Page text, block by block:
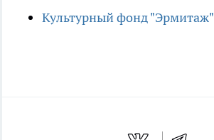
Культурный фонд "Эрмитаж"